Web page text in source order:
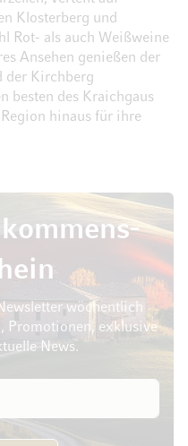
Klosterberg und
Rot- als auch Weißweine
Ansehen genießen der
der Kirchberg
besten des Kraichgaus
hinaus für ihre
wöchentlich
Promotionen, exklusive
News.